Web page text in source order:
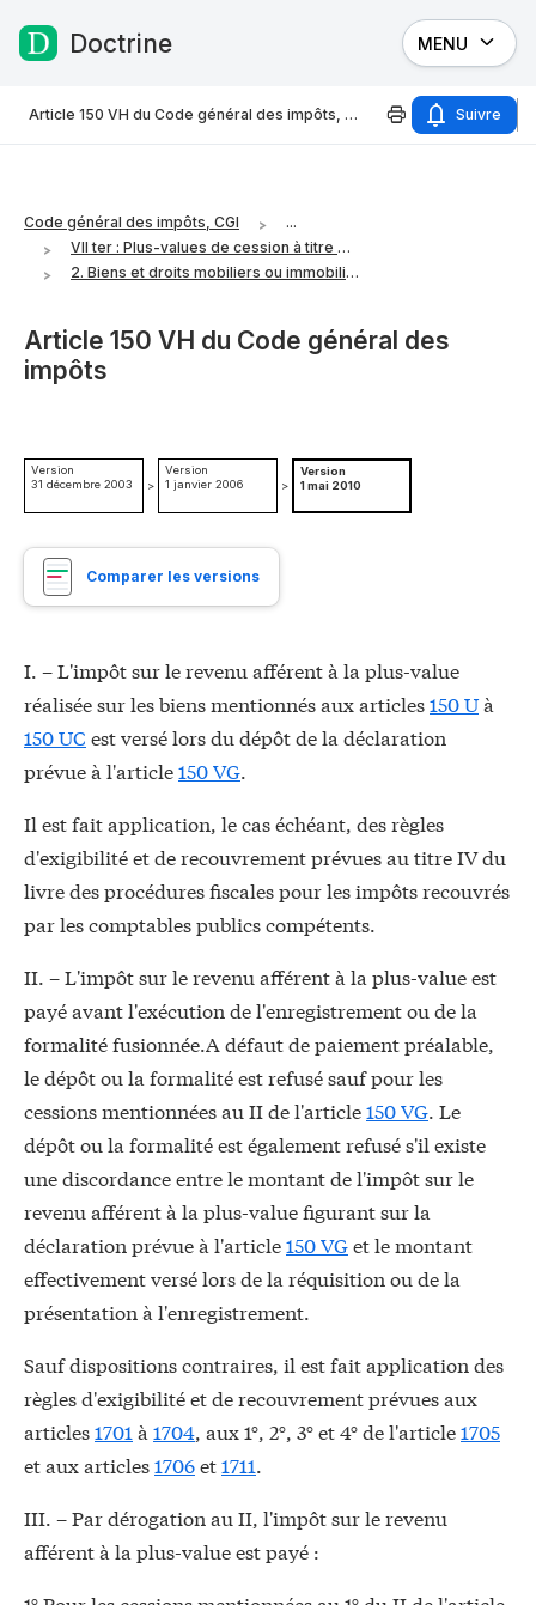
Passer au contenu
Doctrine MENU
Article 150 VH du Code général des impôts, CGI. Suivre
Code général des impôts, CGI
...
VII ter : Plus-values de cession à titre onéreux de biens ou de droits de toute nature
2. Biens et droits mobiliers ou immobiliers
Article 150 VH du Code général des
impôts
Version
31 décembre 2003
>
Version
1 janvier 2006
>
Version
1 mai 2010
Comparer les versions
I. – L'impôt sur le revenu afférent à la plus-value
réalisée sur les biens mentionnés aux articles150 Uà
150 UC est versé lors du dépôt de la déclaration
prévue à l'article150 VG.
Il est fait application, le cas échéant, des règles
d'exigibilité et de recouvrement prévues au titre IV du
livre des procédures fiscales pour les impôts recouvrés
par les comptables publics compétents.
II. – L'impôt sur le revenu afférent à la plus-value est
payé avant l'exécution de l'enregistrement ou de la
formalité fusionnée.A défaut de paiement préalable,
le dépôt ou la formalité est refusé sauf pour les
cessions mentionnées au II de l'article150 VG. Le
dépôt ou la formalité est également refusé s'il existe
une discordance entre le montant de l'impôt sur le
revenu afférent à la plus-value figurant sur la
déclaration prévue à l'article150 VGet le montant
effectivement versé lors de la réquisition ou de la
présentation à l'enregistrement.
Sauf dispositions contraires, il est fait application des
règles d'exigibilité et de recouvrement prévues aux
articles1701 à 1704, aux 1°, 2°, 3° et 4° de l'article1705
et aux articles1706et1711.
III. – Par dérogation au II, l'impôt sur le revenu
afférent à la plus-value est payé :